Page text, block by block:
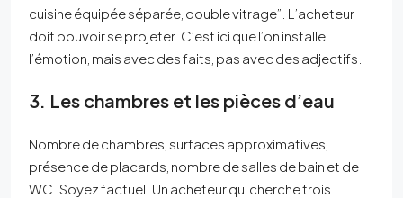
cuisine équipée séparée, double vitrage”. L’acheteur
doit pouvoir se projeter. C’est ici que l’on installe
l’émotion, mais avec des faits, pas avec des adjectifs.
3. Les chambres et les pièces d’eau
Nombre de chambres, surfaces approximatives,
présence de placards, nombre de salles de bain et de
WC. Soyez factuel. Un acheteur qui cherche trois